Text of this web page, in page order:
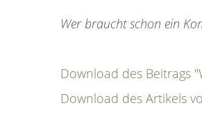
Wer braucht schon ein
Download des Beitrags
Download des Artikels